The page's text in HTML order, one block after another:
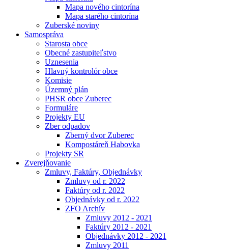
Mapa nového cintorína
Mapa starého cintorína
Zuberské noviny
Samospráva
Starosta obce
Obecné zastupiteľstvo
Uznesenia
Hlavný kontrolór obce
Komisie
Územný plán
PHSR obce Zuberec
Formuláre
Projekty EU
Zber odpadov
Zberný dvor Zuberec
Kompostáreň Habovka
Projekty SR
Zverejňovanie
Zmluvy, Faktúry, Objednávky
Zmluvy od r. 2022
Faktúry od r. 2022
Objednávky od r. 2022
ZFO Archív
Zmluvy 2012 - 2021
Faktúry 2012 - 2021
Objednávky 2012 - 2021
Zmluvy 2011